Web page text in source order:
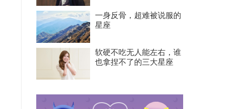
一身反骨，超难被说服的
星座
软硬不吃无人能左右，谁
也拿捏不了的三大星座